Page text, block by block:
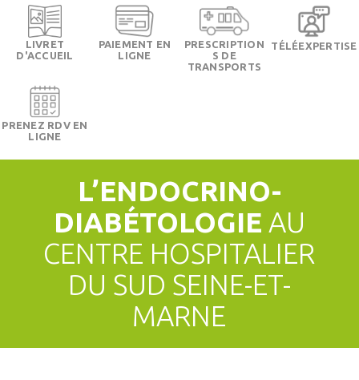
LIVRET
D'ACCUEIL
PAIEMENT EN
LIGNE
PRESCRIPTION
S DE
TRANSPORTS
TÉLÉEXPERTISE
PRENEZ RDV EN
LIGNE
L’ENDOCRINO-
DIABÉTOLOGIE AU
CENTRE HOSPITALIER
DU SUD SEINE-ET-
MARNE